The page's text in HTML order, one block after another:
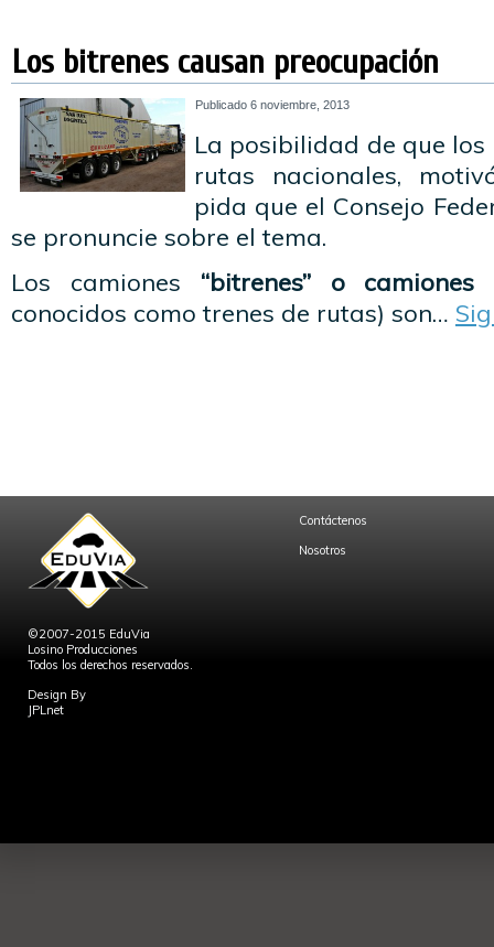
Los bitrenes causan preocupación
Publicado 6 noviembre, 2013
La posibilidad de que
rutas nacionales,
pida que el Consejo
se pronuncie sobre el tema.
Los camiones “bitrenes” o camiones
conocidos como trenes de rutas) son…
©2007-2015 EduVia
Losino Producciones
Todos los derechos reservados.
Design By
JPLnet
Contáctenos
Nosotros